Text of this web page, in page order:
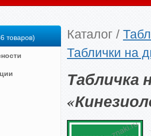
Каталог /
Таблички на
Табличка
товаров)